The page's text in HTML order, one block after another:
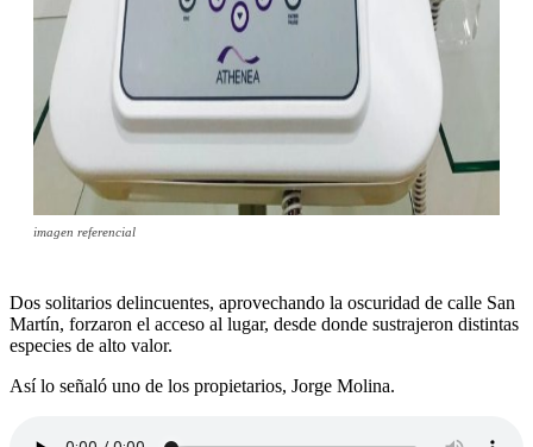
imagen referencial
Dos solitarios delincuentes, aprovechando la oscuridad de calle San
Martín, forzaron el acceso al lugar, desde donde sustrajeron distintas
especies de alto valor.
Así lo señaló uno de los propietarios, Jorge Molina.